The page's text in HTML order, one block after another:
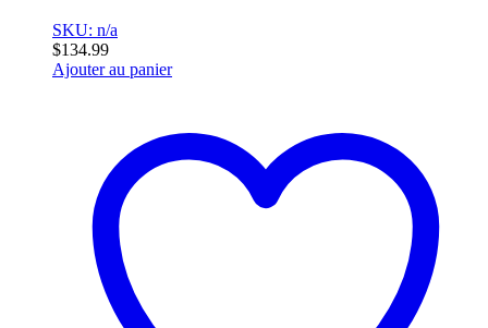
SKU: n/a
$134.99
Ajouter au panier